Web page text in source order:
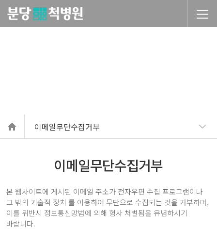
당척병원
이메일무단수집거부
이메일무단수집거부
본 웹사이트에 게시된 이메일 주소가 전자우편 수집 프로그램이나
그 밖의 기술적 장치 를 이용하여 무단으로 수집되는 것을 거부하며,
이를 위반시 정보통신망법에 의해 형사 처벌됨을 유념하시기
바랍니다.